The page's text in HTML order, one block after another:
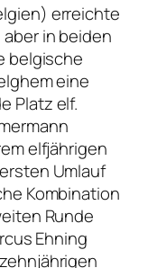
erreichte
in beiden
belgische
eine
Platz elf.
elfjährigen
Umlauf
Kombination
Runde
Ehning